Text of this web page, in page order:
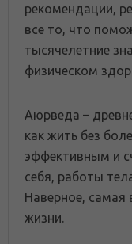
рекомендации,
все то, что
тысячелетние
физическом
Аюрведа –
как жить без
эффективным и
себя, работы
Наверное,
жизни.